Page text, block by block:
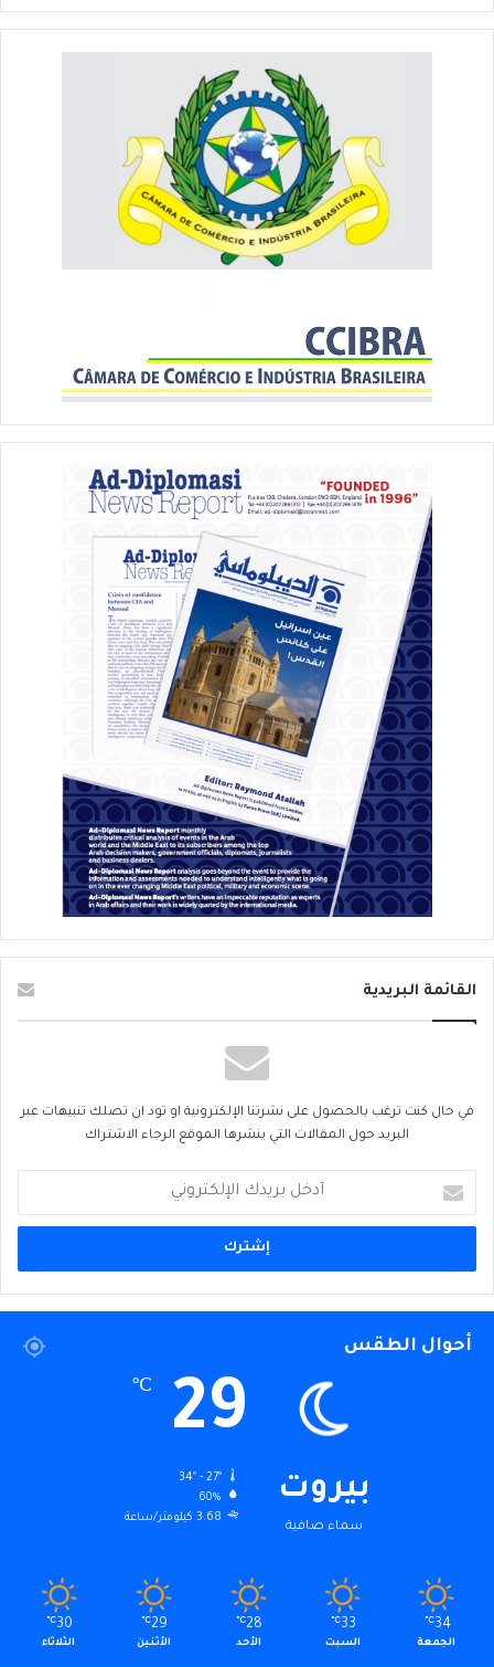
القائمة البريدية
في حال كنت ترغب بالحصول على نشرتنا الإلكترونية او تود ان تصلك تنبيهات عبر
البريد حول المقالات التي ينشرها الموقع الرجاء الاشتراك
بريدك
الإلكتروني
أحوال الطقس
بيروت
سماء صافية
29
℃
34º - 27º
60%
3.68 كيلومتر/ساعة
34
℃
الجمعة
33
℃
السبت
28
℃
الأحد
29
℃
الأثنين
30
℃
الثلاثاء